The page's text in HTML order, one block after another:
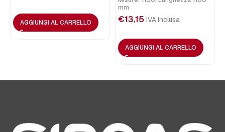
AGGIUNGI AL CARRELLO
mm
€13,15 IVA inclusa
AGGIUNGI AL CARRELLO